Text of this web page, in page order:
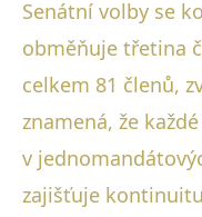
Senátní volby se
obměňuje třetina
celkem 81 členů,
znamená, že
v
zajišťuje